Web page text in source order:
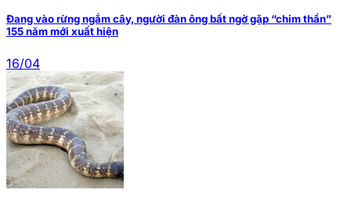
Đang vào rừng ngắm cây, người đàn ông bất ngờ gặp “chim thần”
155 năm mới xuất hiện
16/04